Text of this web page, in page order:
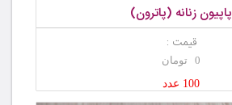
پاپیون زنانه (پاترون)
قیمت :
0 تومان
100 عدد